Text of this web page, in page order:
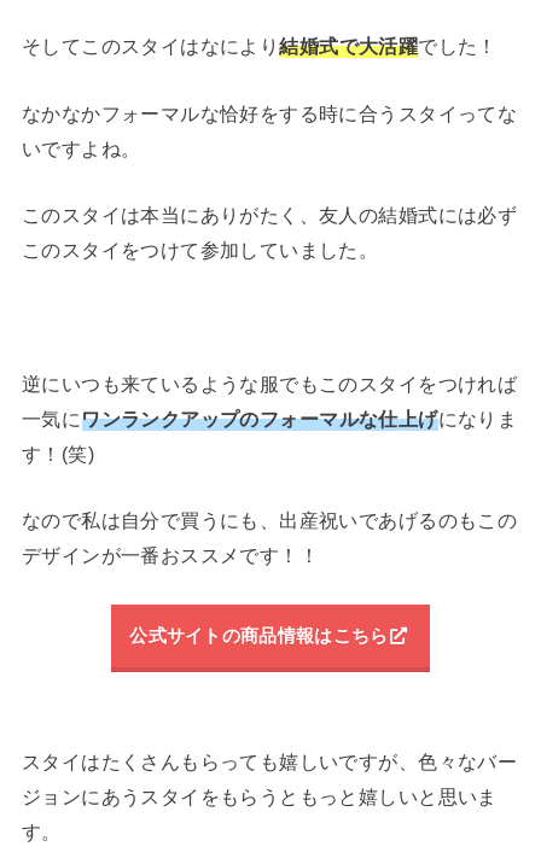
そしてこのスタイはなにより結婚式で大活躍でした！
なかなかフォーマルな恰好をする時に合うスタイってな
いですよね。
このスタイは本当にありがたく、友人の結婚式には必ず
このスタイをつけて参加していました。
逆にいつも来ているような服でもこのスタイをつければ
一気にワンランクアップのフォーマルな仕上げになりま
す！(笑)
なので私は自分で買うにも、出産祝いであげるのもこの
デザインが一番おススメです！！
公式サイトの商品情報はこちら
スタイはたくさんもらっても嬉しいですが、色々なバー
ジョンにあうスタイをもらうともっと嬉しいと思いま
す。